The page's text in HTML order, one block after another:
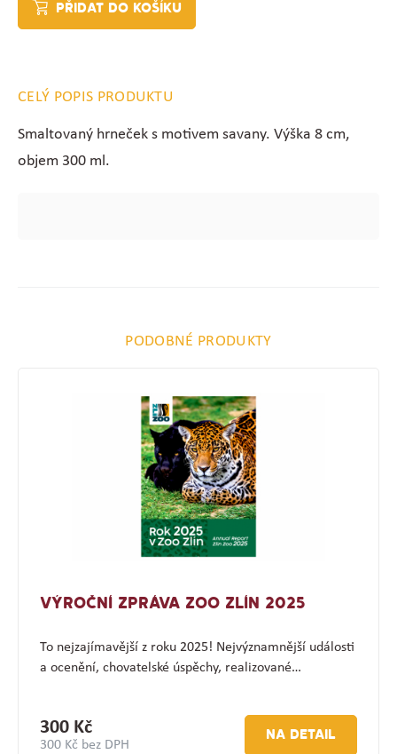
PŘIDAT DO KOŠÍKU
CELÝ POPIS PRODUKTU
Smaltovaný hrneček s motivem savany. Výška 8 cm,
objem 300 ml.
PODOBNÉ PRODUKTY
VÝROČNÍ ZPRÁVA ZOO ZLÍN 2025
To nejzajímavější z roku 2025! Nejvýznamnější události
a ocenění, chovatelské úspěchy, realizované…
300 Kč
300 Kč bez DPH
NA DETAIL